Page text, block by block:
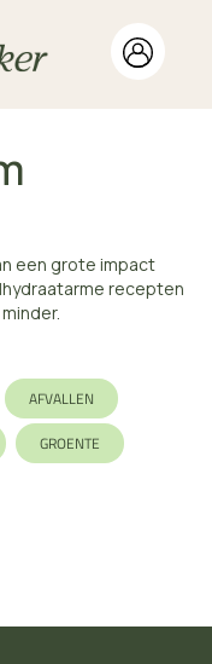
een grote impact
recepten
AFVALLEN
GROENTE